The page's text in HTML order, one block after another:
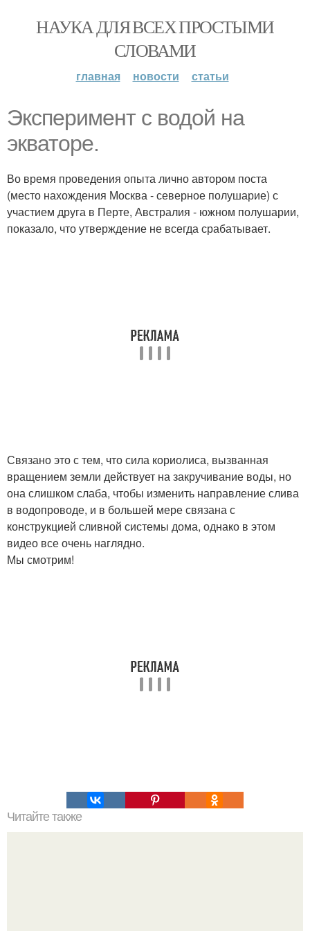
НАУКА ДЛЯ ВСЕХ ПРОСТЫМИ
СЛОВАМИ
главная новости статьи
Эксперимент с водой на
экваторе.
Во время проведения опыта лично автором поста
(место нахождения Москва - северное полушарие) с
участием друга в Перте, Австралия - южном полушарии,
показало, что утверждение не всегда срабатывает.
Связано это с тем, что сила кориолиса, вызванная
вращением земли действует на закручивание воды, но
она слишком слаба, чтобы изменить направление слива
в водопроводе, и в большей мере связана с
конструкцией сливной системы дома, однако в этом
видео все очень наглядно.
Мы смотрим!
Читайте также